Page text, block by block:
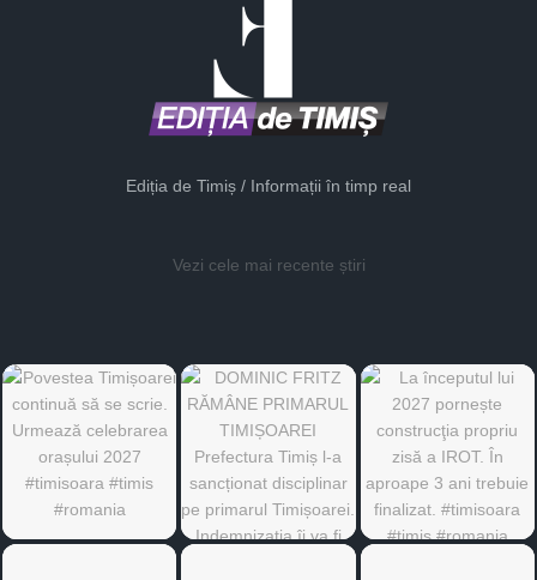
Ediția de Timiș / Informații în timp real
Vezi cele mai recente știri